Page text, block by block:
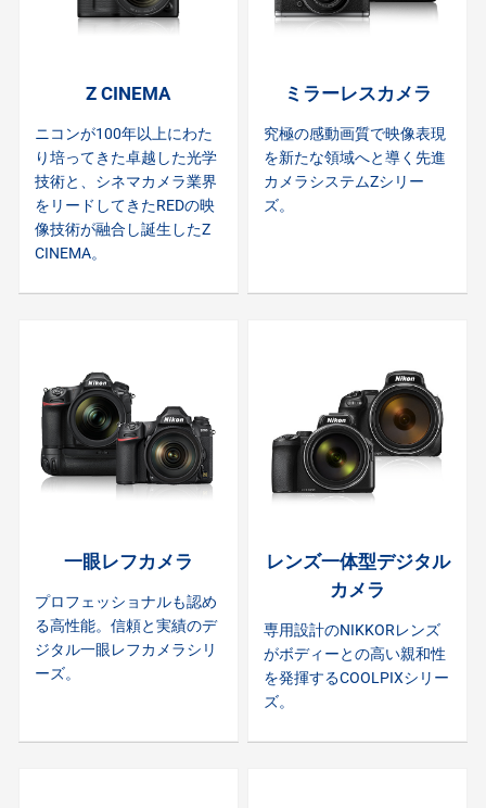
Z CINEMA
ニコンが100年以上にわた
り培ってきた卓越した光学
技術と、シネマカメラ業界
をリードしてきたREDの映
像技術が融合し誕生したZ
CINEMA。
ミラーレスカメラ
究極の感動画質で映像表現
を新たな領域へと導く先進
カメラシステムZシリー
ズ。
一眼レフカメラ
プロフェッショナルも認め
る高性能。信頼と実績のデ
ジタル一眼レフカメラシリ
ーズ。
レンズ一体型デジタル
カメラ
専用設計のNIKKORレンズ
がボディーとの高い親和性
を発揮するCOOLPIXシリー
ズ。